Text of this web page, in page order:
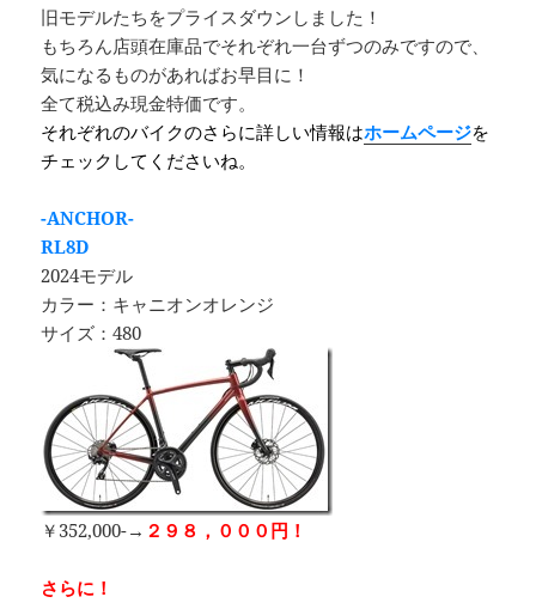
旧モデルたちをプライスダウンしました！
もちろん店頭在庫品でそれぞれ一台ずつのみですので、
気になるものがあればお早目に！
全て税込み現金特価です。
それぞれのバイクのさらに詳しい情報はホームページを
チェックしてくださいね。
-ANCHOR-
RL8D
2024モデル
カラー：キャニオンオレンジ
サイズ：480
￥352,000-→ ２９８，０００円！
さらに！